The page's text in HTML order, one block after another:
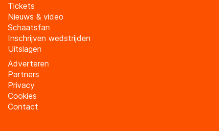
Tickets
Nieuws & video
Schaatsfan
Inschrijven wedstrijden
Uitslagen
Adverteren
Partners
Privacy
Cookies
Contact